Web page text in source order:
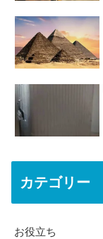
カテゴリー
お役立ち